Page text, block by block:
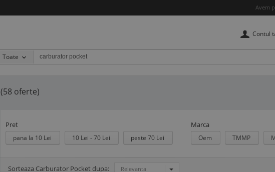
Avem
Contul
Toate
(58 oferte)
Pret
pana la 10 Lei 10 Lei - 70 Lei peste 70 Lei
Marca
Oem TMMP
Sorteaza Carburator Pocket dupa: Relevanta